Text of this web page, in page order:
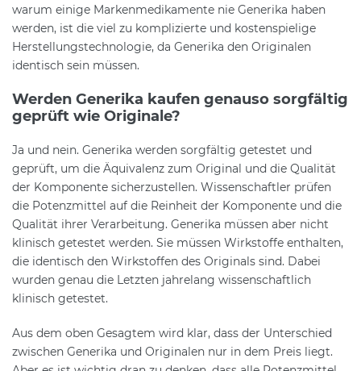
warum einige Markenmedikamente nie Generika haben
werden, ist die viel zu komplizierte und kostenspielige
Herstellungstechnologie, da Generika den Originalen
identisch sein müssen.
Werden Generika kaufen genauso sorgfältig
geprüft wie Originale?
Ja und nein. Generika werden sorgfältig getestet und
geprüft, um die Äquivalenz zum Original und die Qualität
der Komponente sicherzustellen. Wissenschaftler prüfen
die Potenzmittel auf die Reinheit der Komponente und die
Qualität ihrer Verarbeitung. Generika müssen aber nicht
klinisch getestet werden. Sie müssen Wirkstoffe enthalten,
die identisch den Wirkstoffen des Originals sind. Dabei
wurden genau die Letzten jahrelang wissenschaftlich
klinisch getestet.
Aus dem oben Gesagtem wird klar, dass der Unterschied
zwischen Generika und Originalen nur in dem Preis liegt.